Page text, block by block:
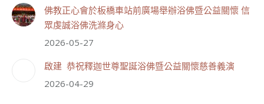
111 33 則留言
分享
佛教正心會於板橋車站前廣場舉辦浴佛暨公益關懷 信
眾虔誠浴佛洗滌身心
2026-05-27
啟建 恭祝釋迦世尊聖誕浴佛暨公益關懷慈善義演
2026-04-29